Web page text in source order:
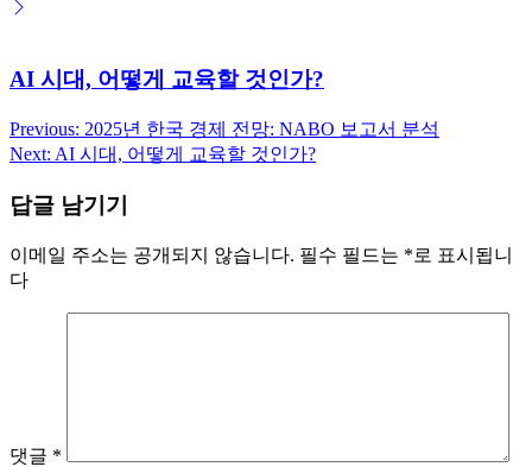
AI 시대, 어떻게 교육할 것인가?
글
색
Previous: 2025년 한국 경제 전망: NABO 보고서 분석
Next: AI 시대, 어떻게 교육할 것인가?
답글 남기기
이메일 주소는 공개되지 않습니다. 필수 필드는 *로 표시됩니
다
댓글 *